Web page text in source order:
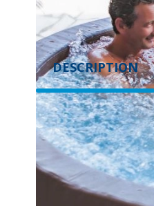
DESCRIPTION
DESCRIPTION
Le spa semi-rigide Vita
d'installation d'un spa